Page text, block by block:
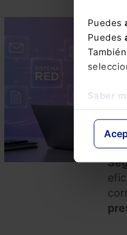
Puedes
Puedes
Saber
El